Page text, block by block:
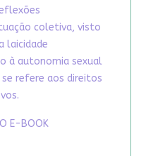
coletiva, visto
laicidade
à autonomia sexual
refere aos direitos
O E-BOOK